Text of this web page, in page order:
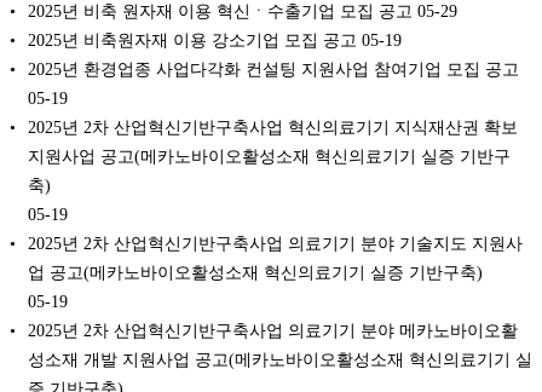
2025년 비축 원자재 이용 혁신ㆍ수출기업 모집 공고 05-29
2025년 비축원자재 이용 강소기업 모집 공고 05-19
2025년 환경업종 사업다각화 컨설팅 지원사업 참여기업 모집 공고
05-19
2025년 2차 산업혁신기반구축사업 혁신의료기기 지식재산권 확보
지원사업 공고(메카노바이오활성소재 혁신의료기기 실증 기반구
축)
05-19
2025년 2차 산업혁신기반구축사업 의료기기 분야 기술지도 지원사
업 공고(메카노바이오활성소재 혁신의료기기 실증 기반구축)
05-19
2025년 2차 산업혁신기반구축사업 의료기기 분야 메카노바이오활
성소재 개발 지원사업 공고(메카노바이오활성소재 혁신의료기기 실